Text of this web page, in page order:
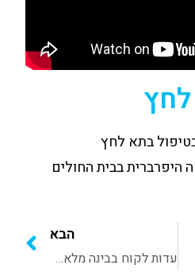
בתא לחץ
היפרברית בבית החולים
הבא
עדות לקוח בבינה מלאכותית